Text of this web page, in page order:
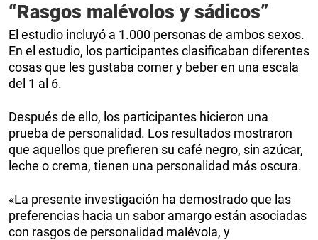
“Rasgos malévolos y sádicos”
El estudio incluyó a 1.000 personas de ambos sexos.
En el estudio, los participantes clasificaban diferentes
cosas que les gustaba comer y beber en una escala
del 1 al 6.
Después de ello, los participantes hicieron una
prueba de personalidad. Los resultados mostraron
que aquellos que prefieren su café negro, sin azúcar,
leche o crema, tienen una personalidad más oscura.
«La presente investigación ha demostrado que las
preferencias hacia un sabor amargo están asociadas
con rasgos de personalidad malévola, y